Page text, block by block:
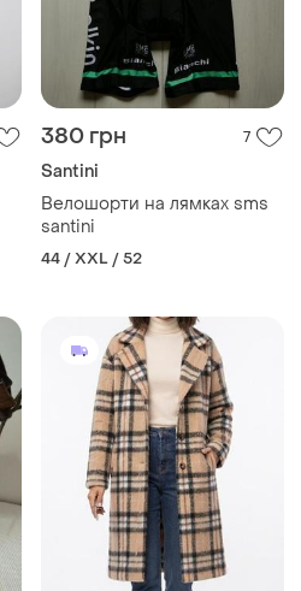
380 грн 7
Santini
Велошорти на лямках sms
santini
44 / XXL / 52